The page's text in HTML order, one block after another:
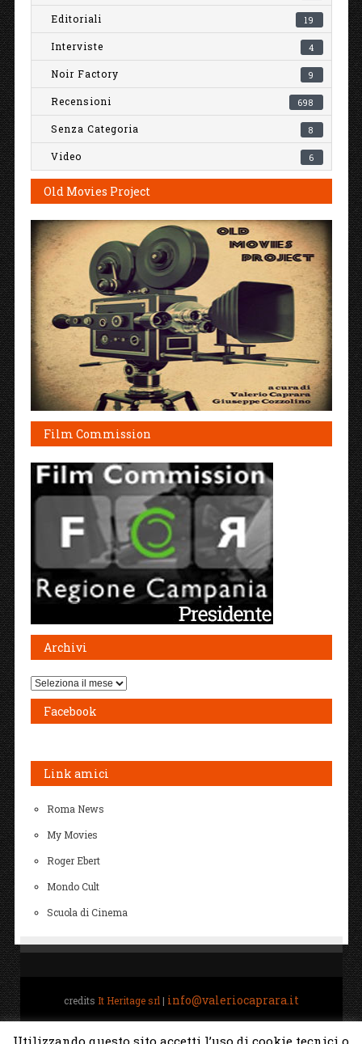
Editoriali 19
Interviste 4
Noir Factory 9
Recensioni 698
Senza Categoria 8
Video 6
Old Movies Project
Film Commission
Archivi
Archivi
Facebook
Link amici
Roma News
My Movies
Roger Ebert
Mondo Cult
Scuola di Cinema
credits It Heritage srl | info@valeriocaprara.it
Utilizzando questo sito accetti l’uso di cookie tecnici o